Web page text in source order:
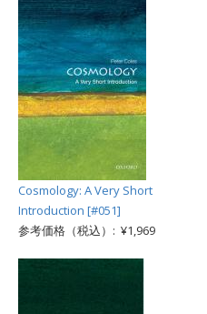
Cosmology: A Very Short
Introduction [#051]
参考価格（税込）: ¥1,969